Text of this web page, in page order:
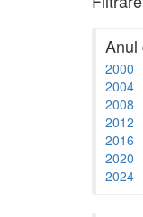
Anul
2000
2004
2008
2012
2016
2020
2024